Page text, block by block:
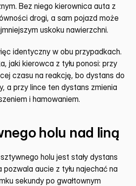
Bez niego kierownica auta z
drogi, a sam pojazd może
uskoku nawierzchni.
identyczny w obu przypadkach.
jaki kierowca z tyłu ponosi: przy
czasu na reakcję, bo dystans do
a przy lince ten dystans zmienia
i hamowaniem.
holu nad liną
holu jest stały dystans
pozwala aucie z tyłu najechać na
sekundy po gwałtownym